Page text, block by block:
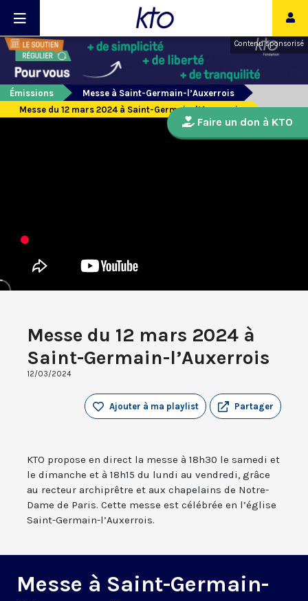
Contenu sponsorisé
Émissions
Messe à Saint-Germain-l’Auxerrois
Messe du 12 mars 2024 à Saint-Germain-l’Auxerrois
Messe du 12 mars 2024 à
Saint-Germain-l’Auxerrois
12/03/2024
Partager
Ajouter à ma playlist
KTO propose en direct la messe à 18h30 le samedi et
le dimanche et à 18h15 du lundi au vendredi, grâce
au recteur archiprêtre et aux chapelains de Notre-
Dame de Paris. Cette messe est célébrée en l’église
Saint-Germain-l’Auxerrois.
Messe à Saint-Germain-
Faire un don à KTO